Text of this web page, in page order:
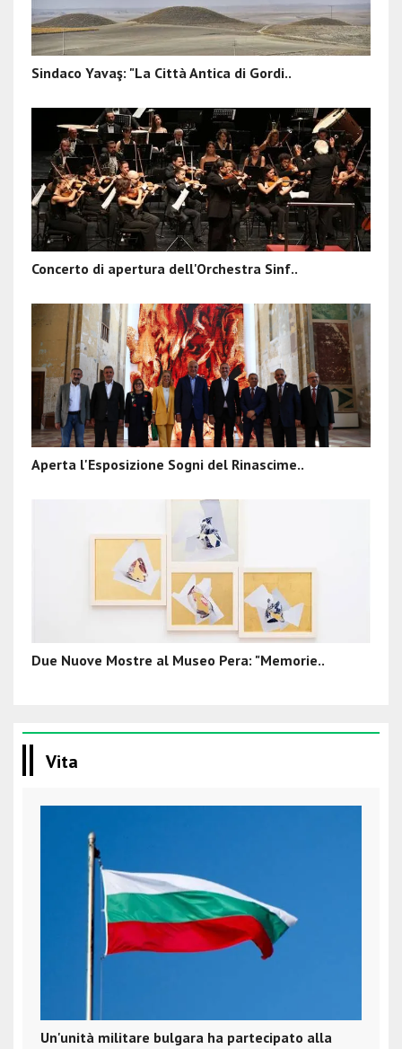
Sindaco Yavaş: "La Città Antica di Gordi..
Concerto di apertura dell'Orchestra Sinf..
Aperta l'Esposizione Sogni del Rinascime..
Due Nuove Mostre al Museo Pera: "Memorie..
Vita
Un'unità militare bulgara ha partecipato alla